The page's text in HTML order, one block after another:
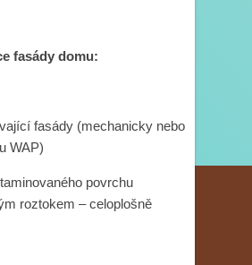
fasády domu:
fasády (mechanicky nebo
WAP)
povrchu
roztokem – celoplošně